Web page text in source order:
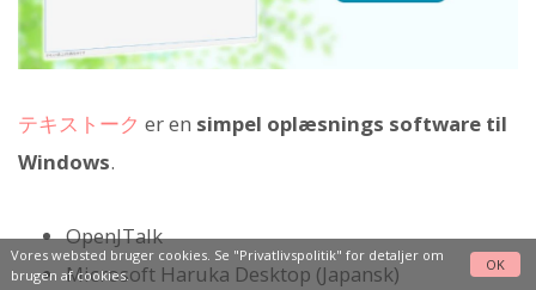
テキストーク er en simpel oplæsnings software til
Windows.
OpenJTalk
Microsoft Haruka Desktop (Japansk)
Vores websted bruger cookies. Se "Privatlivspolitik" for detaljer om
brugen af cookies.
OK